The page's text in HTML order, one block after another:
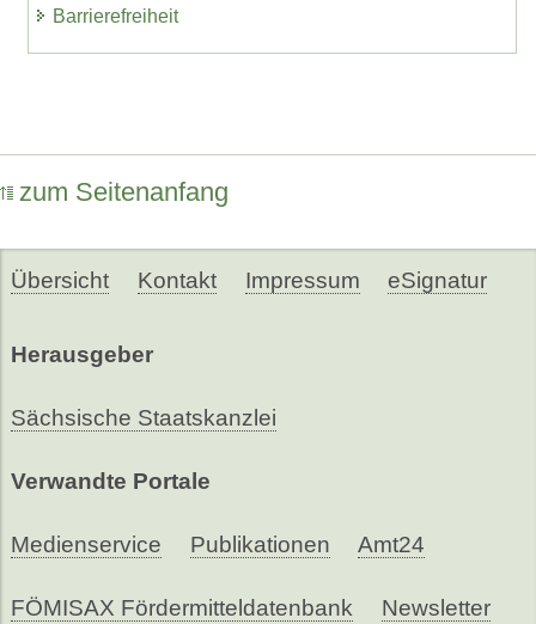
Barrierefreiheit
zum Seitenanfang
Übersicht Kontakt Impressum eSignatur
Herausgeber
Sächsische Staatskanzlei
Verwandte Portale
Medienservice Publikationen Amt24
FÖMISAX Fördermitteldatenbank Newsletter